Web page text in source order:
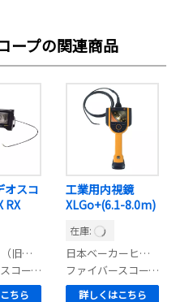
ープの関連商品
オスコ
RX
ワブテック（旧エビデント）
ファイバースコープ（カメラ）
ちら
工業用内視鏡
XLGo+(6.1-8.0m)
在庫:
日本ベーカーヒューズ
ファイバースコープ（カメラ）
詳しくはこちら